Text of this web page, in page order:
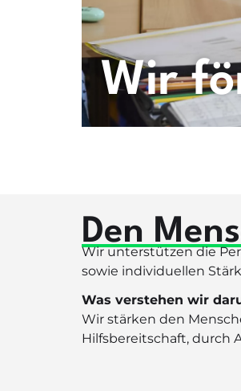
Wir
Den
Wir unterstützen die
sowie individuellen
Was verstehen wir
Wir stärken den
Hilfsbereitschaft, durch